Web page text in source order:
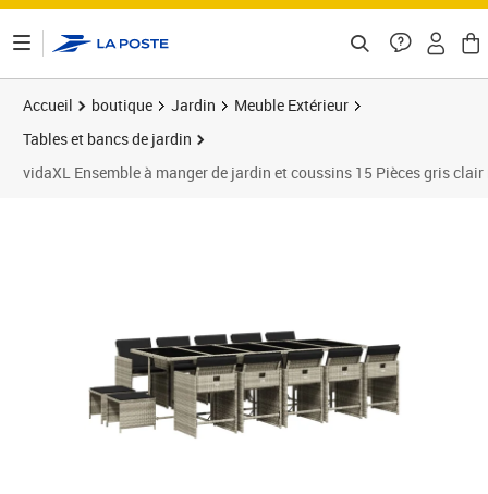
Accueil boutique Jardin
Meuble Extérieur
Tables et bancs de jardin
vidaXL Ensemble à manger de jardin et coussins 15 Pièces gris